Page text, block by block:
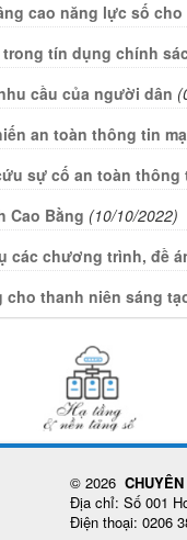
cao năng lực số
tín dụng chính
cầu của người dân
an toàn thông tin
sự cố an toàn thông
Cao Bằng (10/10/2022)
các chương trình, đề
cho thanh niên sáng
© 2026
Địa chỉ: Số 001
Điện thoại: 0206